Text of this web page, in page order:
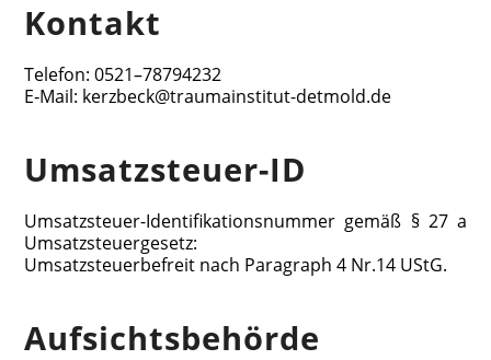
Kon­takt
Tele­fon: 0521–78794232
E‑Mail: kerzbeck@traumainstitut-detmold.de
Umsatz­steu­er-ID
Umsatz­steu­er-Iden­ti­fi­ka­ti­ons­num­mer gemäß § 27 a
Umsatzsteuergesetz:
Umsatz­steu­er­be­freit nach Para­graph 4 Nr.14 UStG.
Auf­sichts­be­hör­de